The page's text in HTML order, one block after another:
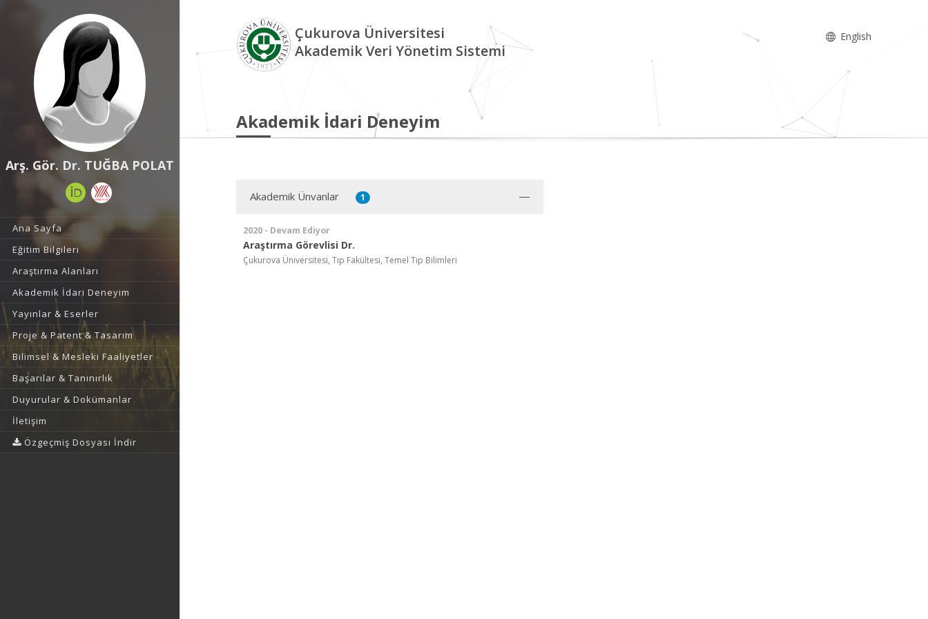
Arş. Gör. Dr. TUĞBA POLAT
Ana Sayfa
Eğitim Bilgileri
Araştırma Alanları
Akademik İdari Deneyim
Yayınlar & Eserler
Proje & Patent & Tasarım
Bilimsel & Mesleki Faaliyetler
Başarılar & Tanınırlık
Duyurular & Dokümanlar
İletişim
Özgeçmiş Dosyası İndir
Çukurova Üniversitesi
Akademik Veri Yönetim Sistemi
English
Akademik İdari Deneyim
Akademik Ünvanlar 1
2020 - Devam Ediyor
Araştırma Görevlisi Dr.
Çukurova Üniversitesi, Tıp Fakültesi, Temel Tıp Bilimleri